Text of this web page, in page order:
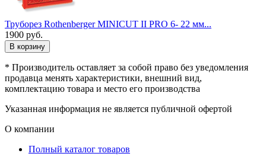
Труборез Rothenberger MINICUT II PRO 6- 22 мм...
1900 руб.
В корзину
* Производитель оставляет за собой право без уведомления
продавца менять характеристики, внешний вид,
комплектацию товара и место его производства
Указанная информация не является публичной офертой
О компании
Полный каталог товаров